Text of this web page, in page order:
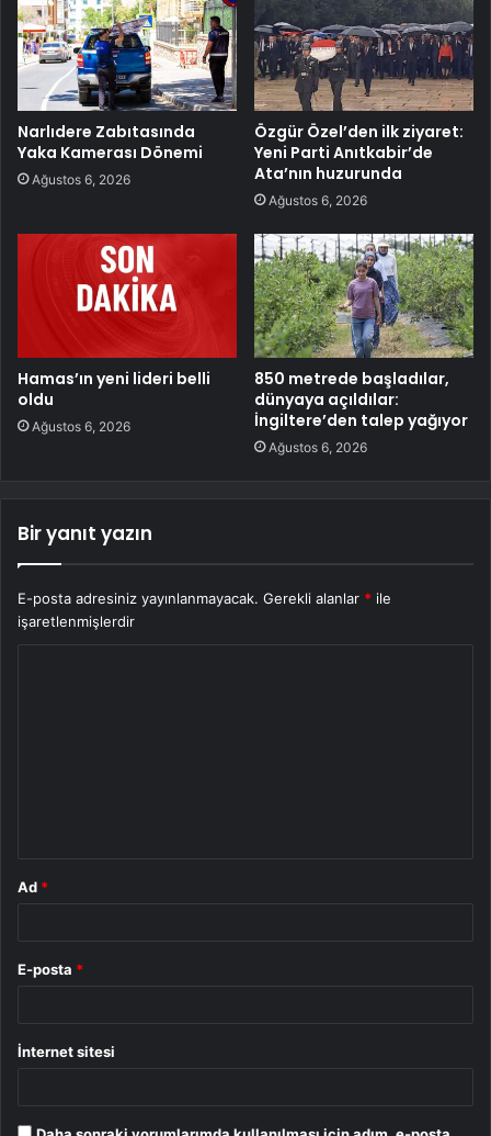
Narlıdere Zabıtasında
Yaka Kamerası Dönemi
Ağustos 6, 2026
Özgür Özel’den ilk ziyaret:
Yeni Parti Anıtkabir’de
Ata’nın huzurunda
Ağustos 6, 2026
Hamas’ın yeni lideri belli
oldu
Ağustos 6, 2026
850 metrede başladılar,
dünyaya açıldılar:
İngiltere’den talep yağıyor
Ağustos 6, 2026
Bir yanıt yazın
E-posta adresiniz yayınlanmayacak. Gerekli alanlar * ile
işaretlenmişlerdir
Ad *
E-posta *
İnternet sitesi